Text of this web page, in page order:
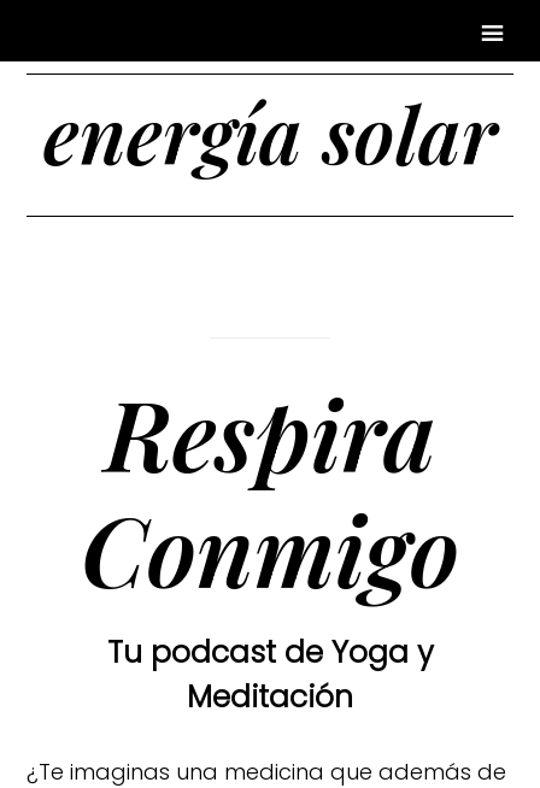
energía solar
Respira
Conmigo
Tu podcast de Yoga y
Meditación
¿Te imaginas una medicina que además de